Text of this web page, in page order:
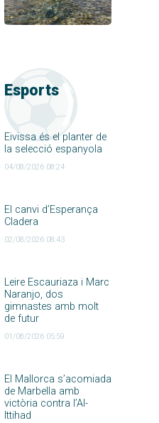
Esports
Eivissa és el planter de
la selecció espanyola
04/08/2026 08:24
El canvi d’Esperança
Cladera
02/08/2026 08:43
Leire Escauriaza i Marc
Naranjo, dos
gimnastes amb molt
de futur
01/08/2026 05:59
El Mallorca s’acomiada
de Marbella amb
victòria contra l’Al-
Ittihad